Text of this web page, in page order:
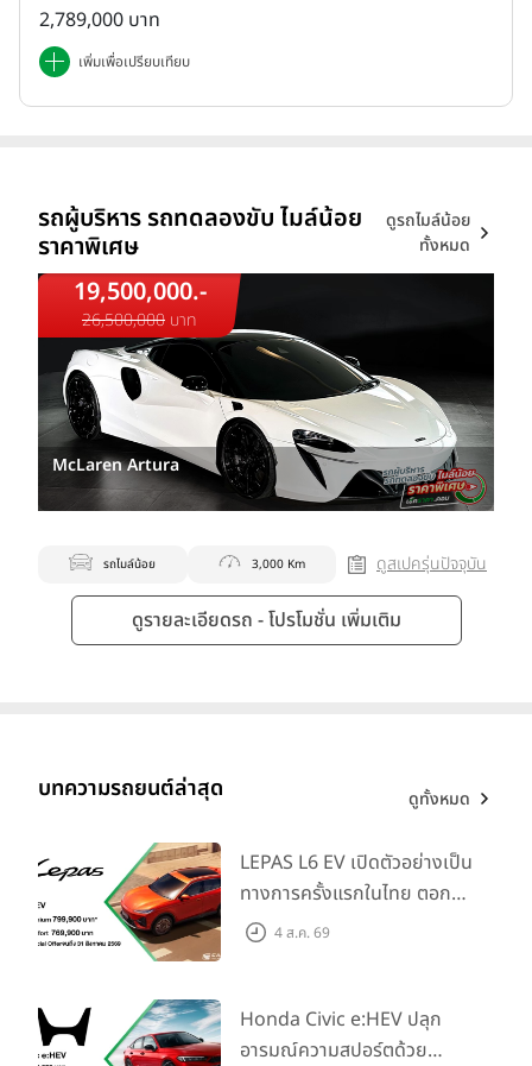
2,789,000 บาท
เพิ่มเพื่อเปรียบเทียบ
รถผู้บริหาร รถทดลองขับ ไมล์น้อย
ราคาพิเศษ
ดูรถไมล์น้อย
ทั้งหมด
19,500,000.-
26,500,000 บาท
McLaren Artura
รถไมล์น้อย 3,000 Km ดูสเปครุ่นปัจจุบัน
ดูรายละเอียดรถ - โปรโมชั่น เพิ่มเติม
บทความรถยนต์ล่าสุด ดูทั้งหมด
LEPAS L6 EV เปิดตัวอย่างเป็น
ทางการครั้งแรกในไทย ตอกย้ำ
วิสัยทัศน์ “Drive Your
4 ส.ค. 69
Honda Civic e:HEV ปลุก
อารมณ์ความสปอร์ตด้วย